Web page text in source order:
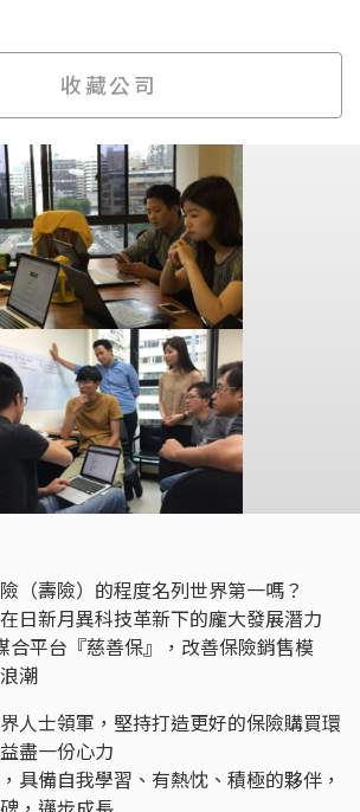
收藏公司
（壽險）的程度名列世界第一嗎？
日新月異科技革新下的龐大發展潛力
合平台『慈善保』，改善保險銷售模
潮
人士領軍，堅持打造更好的保險購買環
盡一份心力
具備自我學習、有熱忱、積極的夥伴，